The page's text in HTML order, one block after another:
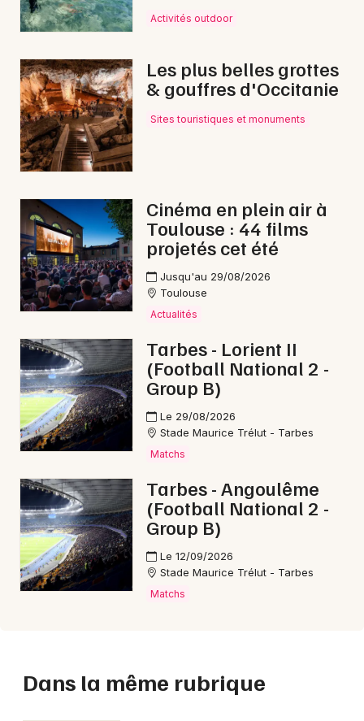
Activités outdoor
Les plus belles grottes
& gouffres d'Occitanie
Sites touristiques et monuments
Cinéma en plein air à
Toulouse : 44 films
projetés cet été
Jusqu'au 29/08/2026
Toulouse
Actualités
Tarbes - Lorient II
(Football National 2 -
Group B)
Le 29/08/2026
Stade Maurice Trélut - Tarbes
Matchs
Tarbes - Angoulême
(Football National 2 -
Group B)
Le 12/09/2026
Stade Maurice Trélut - Tarbes
Matchs
Dans la même rubrique